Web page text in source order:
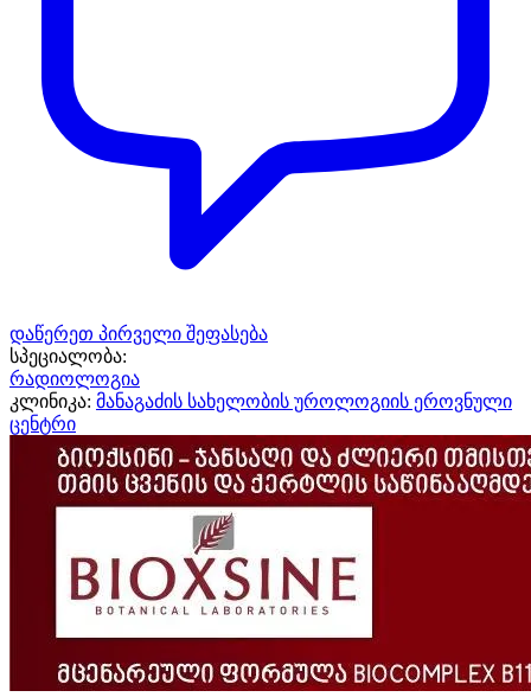
დაწერეთ პირველი შეფასება
სპეციალობა:
რადიოლოგია
კლინიკა: მანაგაძის სახელობის უროლოგიის ეროვნული
ცენტრი